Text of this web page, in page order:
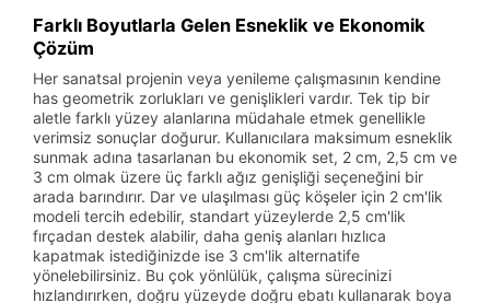
Farklı Boyutlarla Gelen Esneklik ve Ekonomik
Çözüm
Her sanatsal projenin veya yenileme çalışmasının kendine
has geometrik zorlukları ve genişlikleri vardır. Tek tip bir
aletle farklı yüzey alanlarına müdahale etmek genellikle
verimsiz sonuçlar doğurur. Kullanıcılara maksimum esneklik
sunmak adına tasarlanan bu ekonomik set, 2 cm, 2,5 cm ve
3 cm olmak üzere üç farklı ağız genişliği seçeneğini bir
arada barındırır. Dar ve ulaşılması güç köşeler için 2 cm'lik
modeli tercih edebilir, standart yüzeylerde 2,5 cm'lik
fırçadan destek alabilir, daha geniş alanları hızlıca
kapatmak istediğinizde ise 3 cm'lik alternatife
yönelebilirsiniz. Bu çok yönlülük, çalışma sürecinizi
hızlandırırken, doğru yüzeyde doğru ebatı kullanarak boya